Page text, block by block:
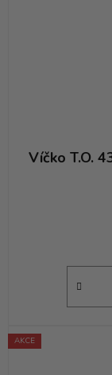
Víčko T.O.
AKCE